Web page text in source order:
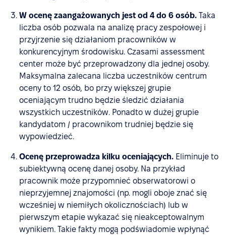
W ocenę zaangażowanych jest od 4 do 6 osób. Taka
liczba osób pozwala na analizę pracy zespołowej i
przyjrzenie się działaniom pracowników w
konkurencyjnym środowisku. Czasami assessment
center może być przeprowadzony dla jednej osoby.
Maksymalna zalecana liczba uczestników centrum
oceny to 12 osób, bo przy większej grupie
oceniającym trudno będzie śledzić działania
wszystkich uczestników. Ponadto w dużej grupie
kandydatom / pracownikom trudniej będzie się
wypowiedzieć.
Ocenę przeprowadza kilku oceniających. Eliminuje to
subiektywną ocenę danej osoby. Na przykład
pracownik może przypomnieć obserwatorowi o
nieprzyjemnej znajomości (np. mogli oboje znać się
wcześniej w niemiłych okolicznościach) lub w
pierwszym etapie wykazać się nieakceptowalnym
wynikiem. Takie fakty mogą podświadomie wpłynąć